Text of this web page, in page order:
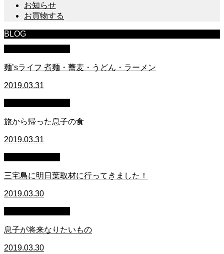
お知らせ
お買物する
BLOG
麺’sライフ 煮麺・蕎麦・うどん・ラーメン
2019.03.31
旅から帰った息子の食
2019.03.31
三宅島に明日葉取材に行ってきました！
2019.03.30
息子が将来なりたいもの
2019.03.30